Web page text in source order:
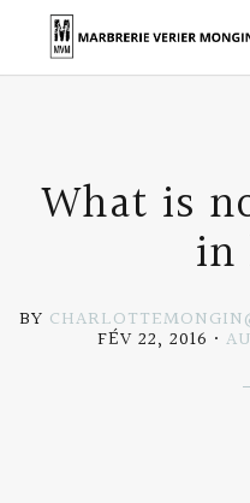
What is
in
BY
FÉV 22, 2016